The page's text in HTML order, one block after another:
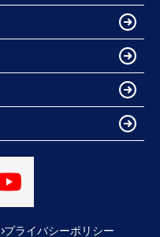
プライバシーポリシー